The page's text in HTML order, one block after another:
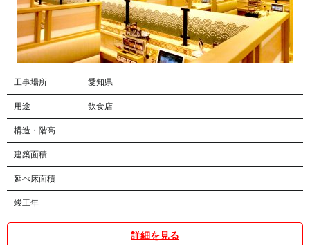
工事場所 愛知県
用途 飲食店
構造・階高
建築面積
延べ床面積
竣工年
詳細を見る